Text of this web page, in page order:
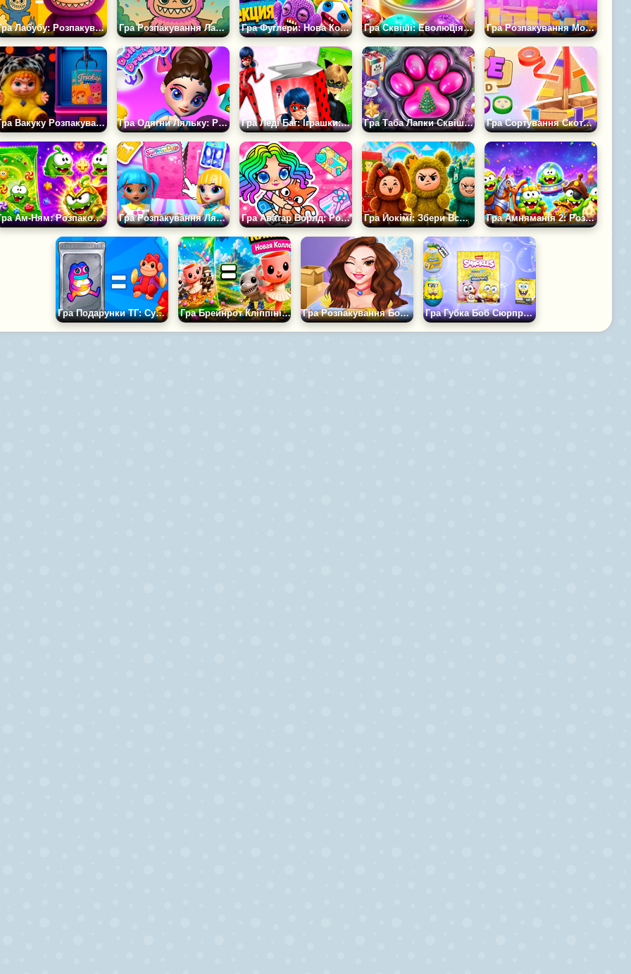
Гра Лабубу: Розпакування Колекції Гра Розпакування Лабубу Гра Фуглери: Нова Колекція Гра Сквіші: Еволюція Пельменів Гра Розпакування Монстрікс: Колекція з Магазину
Гра Вакуку Розпакування Гра Одягни Ляльку: Розпакування Гра Леді Баг: Іграшки: Розпакування Гра Таба Лапки Сквіш Розпакування Гра Сортування Скотчу 3D
Гра Ам-Ням: Розпаковуй і З’єднуй Гра Розпакування Ляльки-сюрпризу для Макіяжу Гра Аватар Ворлд: Розпакування Подарунків Гра Йокімі: Збери Всю Колекцію Гра Амняманія 2: Розпакування — Колекція Брелків
Гра Подарунки ТГ: Суперколекція Гра Брейнрот Кліппіні: Нова Колекція Гра Розпакування Боксів Гра Губка Боб Сюрприз: Розпакування